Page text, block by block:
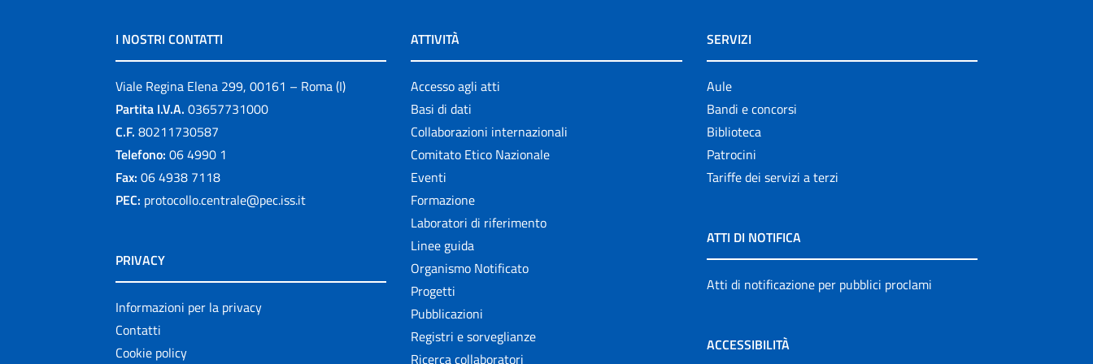
I NOSTRI CONTATTI
Viale Regina Elena 299, 00161 – Roma (I)
Partita I.V.A. 03657731000
C.F. 80211730587
Telefono: 06 4990 1
Fax: 06 4938 7118
PEC: protocollo.centrale@pec.iss.it
PRIVACY
Informazioni per la privacy
Contatti
Cookie policy
ATTIVITÀ
Accesso agli atti
Basi di dati
Collaborazioni internazionali
Comitato Etico Nazionale
Eventi
Formazione
Laboratori di riferimento
Linee guida
Organismo Notificato
Progetti
Pubblicazioni
Registri e sorveglianze
Ricerca collaboratori
SERVIZI
Aule
Bandi e concorsi
Biblioteca
Patrocini
Tariffe dei servizi a terzi
ATTI DI NOTIFICA
Atti di notificazione per pubblici proclami
ACCESSIBILITÀ